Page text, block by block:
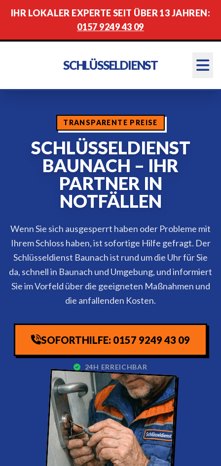
IHR LOKALER EXPERTE SEIT ÜBER 13 JAHREN:
0157 9249 43 09
SCHLÜSSELDIENST
TRANSPARENTE PREISE
SCHLÜSSELDIENST
BAUNACH – IHR
PARTNER IN
NOTFÄLLEN
Wenn Sie sich ausgesperrt haben oder Probleme mit
Ihrem Schloss haben, ist sofortige Hilfe gefragt. Der
Schlüsseldienst Baunach ist rund um die Uhr für Sie
da, schnell in Baunach und Umgebung, und informiert
Sie im Vorfeld über die geeigneten Maßnahmen und
die anfallenden Kosten.
SOFORTHILFE: 0157 9249 43 09
24H ERREICHBAR